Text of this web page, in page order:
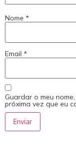
Nome *
Email *
Guardar o meu
próxima vez que eu